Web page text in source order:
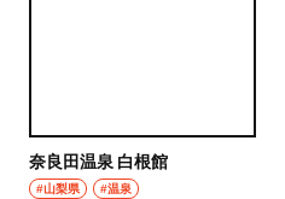
奈良田温泉 白根館
#山梨県 #温泉